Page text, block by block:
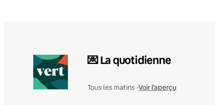
💌 La quotidienne
Tous les matins •Voir l'aperçu